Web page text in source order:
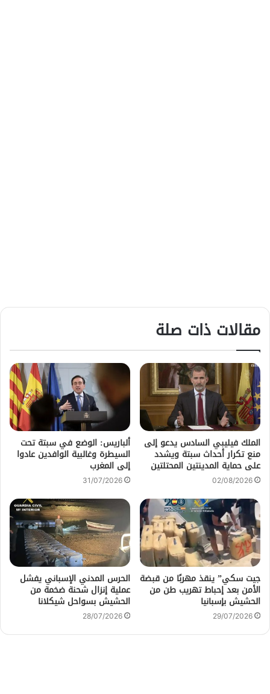
مقالات ذات صلة
الملك فيليبي السادس يدعو إلى
منع تكرار أحداث سبتة ويشدد
على حماية المدينتين المحتلتين
02/08/2026
ألباريس: الوضع في سبتة تحت
السيطرة وغالبية الوافدين عادوا
إلى المغرب
31/07/2026
جيت سكي” ينقذ مهربًا من قبضة
الأمن بعد إحباط تهريب طن من
الحشيش بإسبانيا
29/07/2026
الحرس المدني الإسباني يفشل
عملية إنزال شحنة ضخمة من
الحشيش بسواحل شيكلانا
28/07/2026